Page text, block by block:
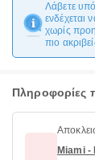
Λάβετε
ενδέχεται
χωρίς
πιο
Πληροφορίες
Miami -